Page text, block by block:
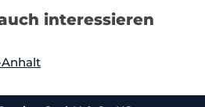
interessieren